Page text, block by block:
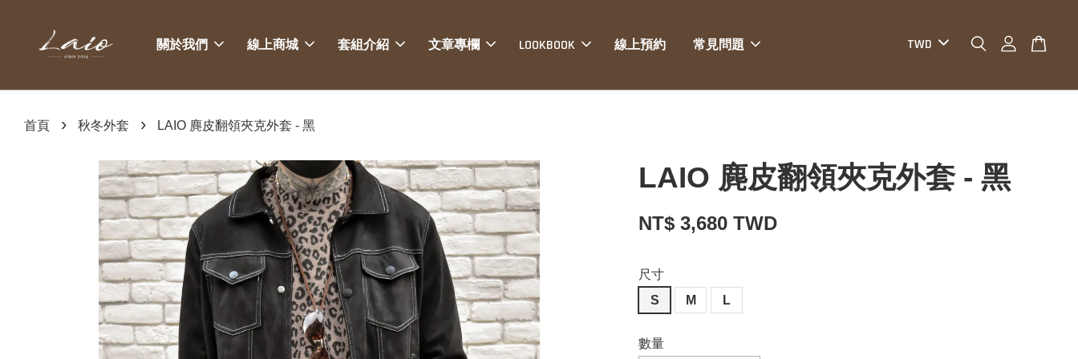
關於我們 線上商城 套組介紹 文章專欄 LOOKBOOK 線上預約 常見問題
首頁 › 秋冬外套 › LAIO 麂皮翻領夾克外套 - 黑
LAIO 麂皮翻領夾克外套 - 黑
NT$ 3,680 TWD
尺寸
S
M L
數量